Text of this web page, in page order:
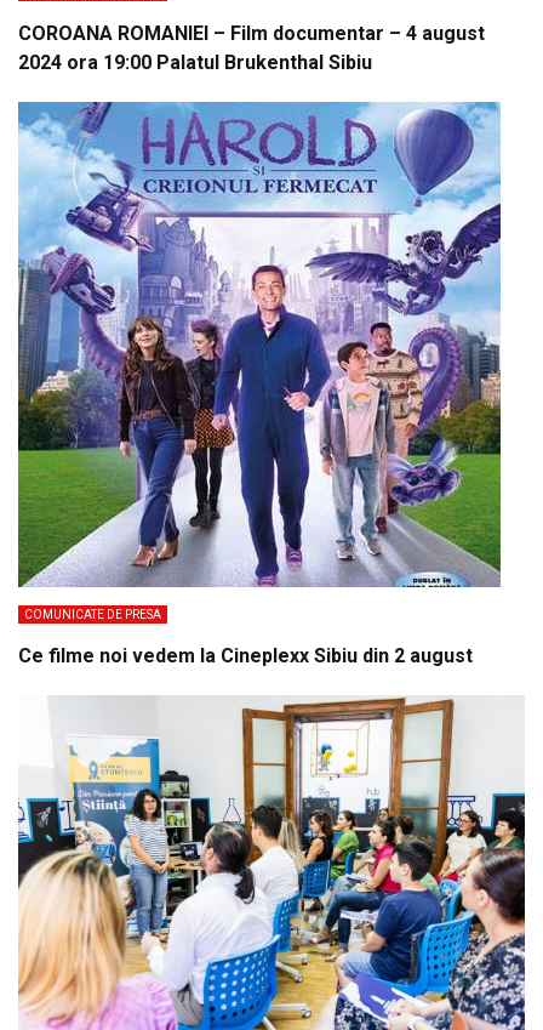
COROANA ROMANIEI – Film documentar – 4 august
2024 ora 19:00 Palatul Brukenthal Sibiu
COMUNICATE DE PRESA
Ce filme noi vedem la Cineplexx Sibiu din 2 august